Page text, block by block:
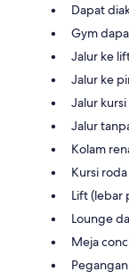
Dapat
Gym
Jalur ke
Jalur ke
Jalur
Jalur
Kolam
Kursi
Lift (lebar
Lounge
Meja